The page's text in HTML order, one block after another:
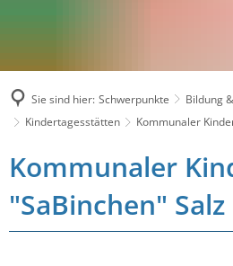
Sie sind hier: Schwerpunkte
Bildung
Kindertagesstätten
Kommunaler
Kommunaler
"SaBinchen" Salz